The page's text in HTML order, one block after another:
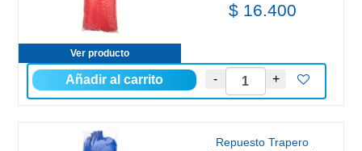
Ver producto
$ 16.400
Repuesto Trapero